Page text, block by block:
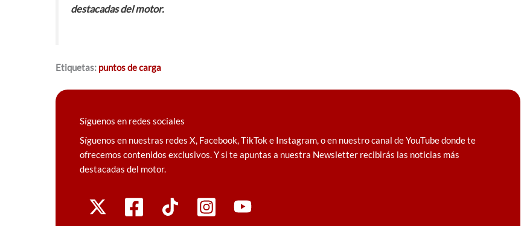
destacadas del motor.
Etiquetas: puntos de carga
Síguenos en redes sociales
Síguenos en nuestras redes X, Facebook, TikTok e Instagram, o en nuestro canal de YouTube donde te
ofrecemos contenidos exclusivos. Y si te apuntas a nuestra Newsletter recibirás las noticias más
destacadas del motor.